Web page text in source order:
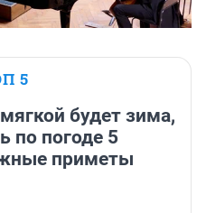
5
будет зима,
по погоде 5
приметы